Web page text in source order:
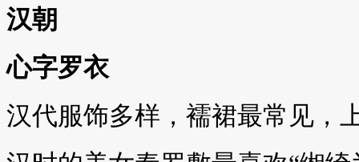
汉朝
心字罗衣
汉代服饰多样，襦裙最常见，